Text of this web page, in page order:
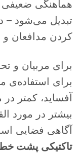
هماهنگی
تبدیل می‌شود –
کردن مدافعان و
برای مربیان و
برای استفاده‌ی
آفساید، کمتر
بیشتر در مورد
آگاهی فضایی
تاکتیکی پشت